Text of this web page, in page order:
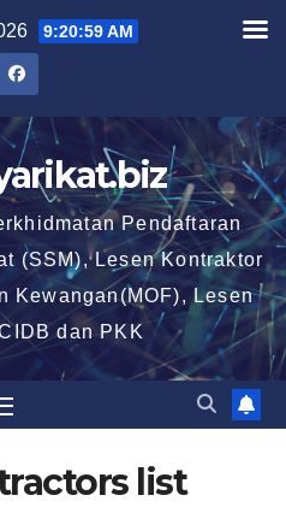
9:20:59 AM
Pendaftaran
(SSM), Lesen Kontraktor
Kewangan(MOF), Lesen
dan PKK
list